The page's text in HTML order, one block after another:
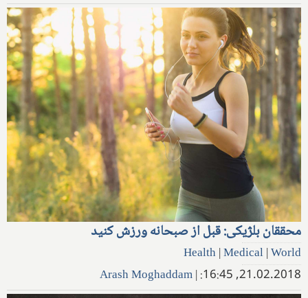
محققان بلژیکی: قبل از صبحانه ورزش کنید
Health |Medical|World
21.02.2018, 16:45:
|
Arash Moghaddam